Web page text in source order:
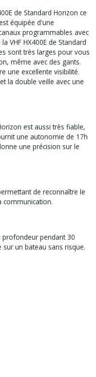
de Standard Horizon ce
équipée d'une
programmables avec
VHF HX400E de Standard
sont très larges pour vous
même avec des gants.
une excellente visibilité.
la double veille avec une
est aussi très fiable,
une autonomie de 17h
une précision sur le
de reconnaître le
communication.
profondeur pendant 30
sur un bateau sans risque.